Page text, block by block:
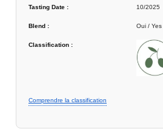
Tasting Date : 10/2025
Blend : Oui / Yes
Classification :
Comprendre la classification